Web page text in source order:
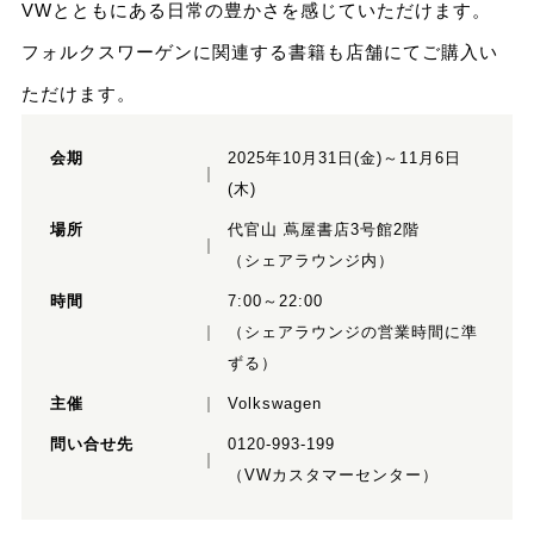
VWとともにある日常の豊かさを感じていただけます。
フォルクスワーゲンに関連する書籍も店舗にてご購入い
ただけます。
会期
2025年10月31日(金)～11月6日
(木)
場所
代官山 蔦屋書店3号館2階
（シェアラウンジ内）
時間
7:00～22:00
（シェアラウンジの営業時間に準
ずる）
主催 Volkswagen
問い合せ先
0120-993-199
（VWカスタマーセンター）